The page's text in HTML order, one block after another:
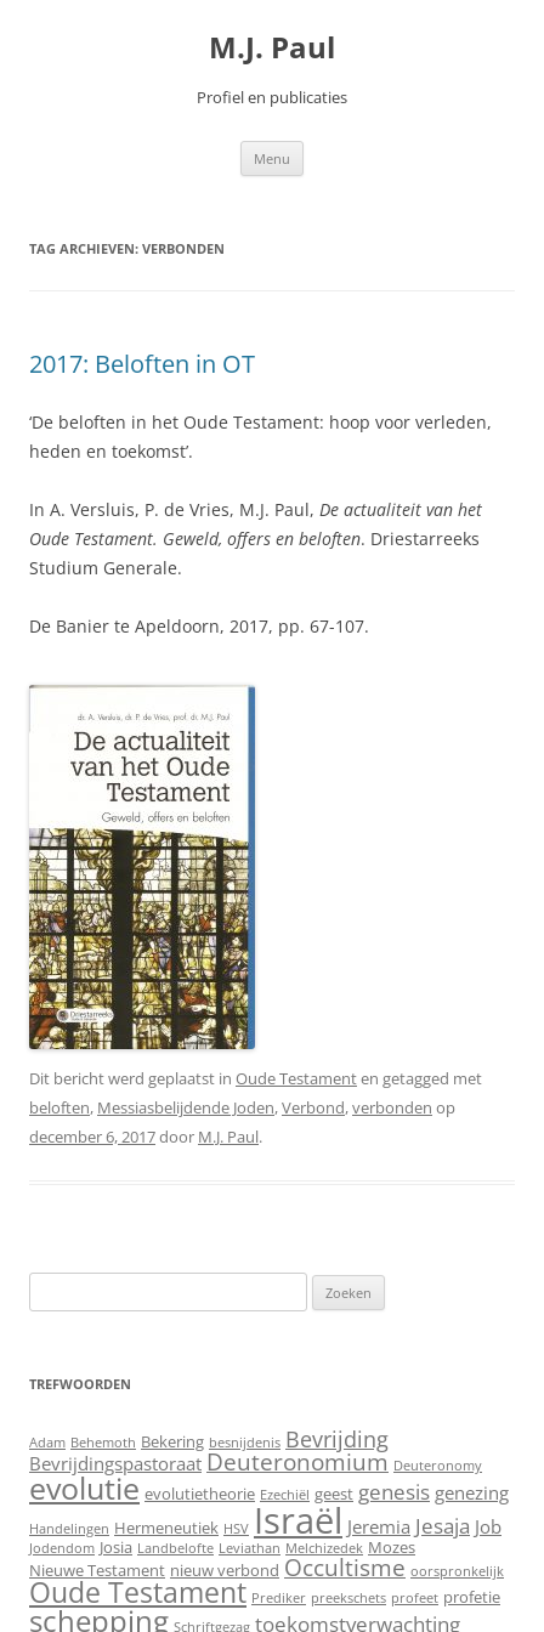
M.J. Paul
Profiel en publicaties
Menu
TAG ARCHIEVEN: VERBONDEN
2017: Beloften in OT
‘De beloften in het Oude Testament: hoop voor verleden,
heden en toekomst’.
In A. Versluis, P. de Vries, M.J. Paul, De actualiteit van het
Oude Testament. Geweld, offers en beloften. Driestarreeks
Studium Generale.
De Banier te Apeldoorn, 2017, pp. 67-107.
Dit bericht werd geplaatst in Oude Testamenten getagged met
beloften, Messiasbelijdende Joden,Verbond,verbonden op
december 6, 2017door M.J. Paul.
naar:
TREFWOORDEN
Adam Behemoth Bekering besnijdenis Bevrijding
Bevrijdingspastoraat Deuteronomium Deuteronomy
evolutie evolutietheorie Ezechiël geest genesis genezing
Handelingen Hermeneutiek HSV Israël Jeremia Jesaja Job
Jodendom Josia Landbelofte Leviathan Melchizedek Mozes
Nieuwe Testament nieuw verbond Occultisme oorspronkelijk
Oude Testament Prediker preekschets profeet profetie
schepping Schriftgezag toekomstverwachting